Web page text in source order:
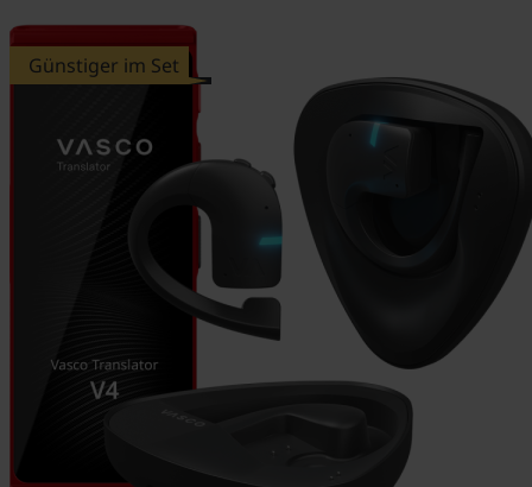
Günstiger im Set